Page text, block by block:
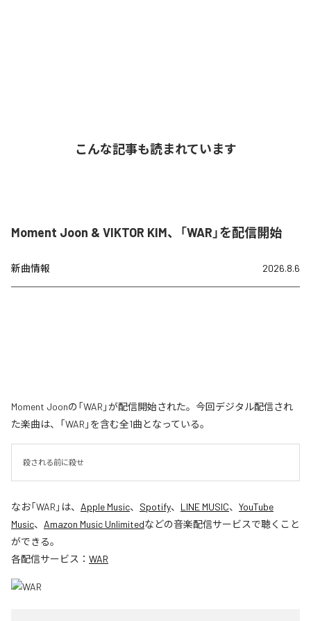
こんな記事も読まれています
Moment Joon & VIKTOR KIM、「WAR」を配信開始
新曲情報 2026.8.6
Moment Joonの「WAR」が配信開始された。今回デジタル配信され
た楽曲は、「WAR」を含む全1曲となっている。
殺される前に殺せ
なお「WAR 」は、 Apple Music、 Spotify、 LINE MUSIC、 YouTube
Music、 Amazon Music Unlimitedなどの音楽配信サービスで聴くこと
ができる。
各配信サービス： WAR